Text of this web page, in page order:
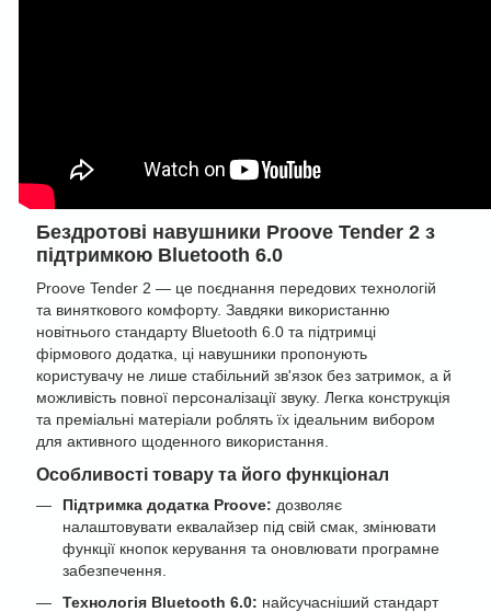
Бездротові навушники Proove Tender 2 з
підтримкою Bluetooth 6.0
Proove Tender 2 — це поєднання передових технологій
та виняткового комфорту. Завдяки використанню
новітнього стандарту Bluetooth 6.0 та підтримці
фірмового додатка, ці навушники пропонують
користувачу не лише стабільний зв'язок без затримок, а й
можливість повної персоналізації звуку. Легка конструкція
та преміальні матеріали роблять їх ідеальним вибором
для активного щоденного використання.
Особливості товару та його функціонал
Підтримка додатка Proove: дозволяє
налаштовувати еквалайзер під свій смак, змінювати
функції кнопок керування та оновлювати програмне
забезпечення.
Технологія Bluetooth 6.0: найсучасніший стандарт